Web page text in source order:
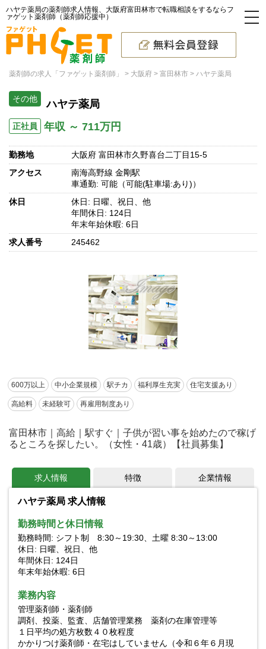
ハヤテ薬局の薬剤師求人情報、大阪府富田林市で転職相談をするならフ
ァゲット薬剤師（薬剤師応援中）
薬剤師の求人「ファゲット薬剤師」 大阪府 富田林市 ハヤテ薬局
その他 ハヤテ薬局
正社員 年収 ～ 711万円
勤務地
大阪府 富田林市久野喜台二丁目15-5
アクセス
南海高野線 金剛駅
車通勤: 可能（可能(駐車場:あり)）
休日
休日: 日曜、祝日、他
年間休日: 124日
年末年始休暇: 6日
求人番号
245462
600万以上 中小企業規模 駅チカ 福利厚生充実 住宅支援あり
高給料 未経験可 再雇用制度あり
富田林市｜高給｜駅すぐ｜子供が習い事を始めたので稼げ
るところを探したい。（女性・41歳）【社員募集】
求人情報 特徴 企業情報
ハヤテ薬局 求人情報
勤務時間と休日情報
勤務時間: シフト制 8:30～19:30、土曜 8:30～13:00
休日: 日曜、祝日、他
年間休日: 124日
年末年始休暇: 6日
業務内容
管理薬剤師・薬剤師
調剤、投薬、監査、店舗管理業務 薬剤の在庫管理等
１日平均の処方枚数４０枚程度
かかりつけ薬剤師・在宅はしていません（令和６年６月現